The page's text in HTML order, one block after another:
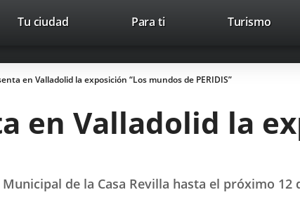
avaTop
Tu ciudad Para ti TurismoEste
en Valladolid la exposición “Los mundos de PERIDIS”
en Valladolid la
de la Casa Revilla hasta el próximo 12